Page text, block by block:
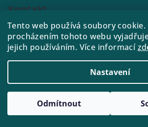
Tento web používá soubory cookie.
procházením tohoto webu
jejich používáním. Více informací
Nastavení
Odmítnout
Kontakt
e-shop @ drink21.cz
773288221
Copyright 2026Drink21. Všechna
Vytvořil Shoptet